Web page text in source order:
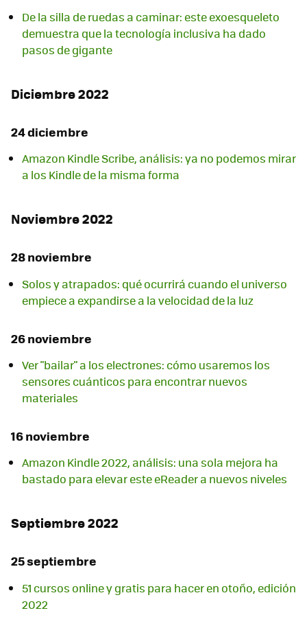
De la silla de ruedas a caminar: este exoesqueleto
demuestra que la tecnología inclusiva ha dado
pasos de gigante
Diciembre 2022
24 diciembre
Amazon Kindle Scribe, análisis: ya no podemos mirar
a los Kindle de la misma forma
Noviembre 2022
28 noviembre
Solos y atrapados: qué ocurrirá cuando el universo
empiece a expandirse a la velocidad de la luz
26 noviembre
Ver "bailar" a los electrones: cómo usaremos los
sensores cuánticos para encontrar nuevos
materiales
16 noviembre
Amazon Kindle 2022, análisis: una sola mejora ha
bastado para elevar este eReader a nuevos niveles
Septiembre 2022
25 septiembre
51 cursos online y gratis para hacer en otoño, edición
2022